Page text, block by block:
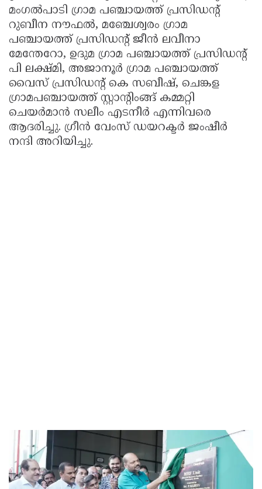
മംഗൽപാടി ഗ്രാമ പഞ്ചായത്ത് പ്രസിഡന്റ്‌
റുബീന നൗഫൽ, മഞ്ചേശ്വരം ഗ്രാമ
പഞ്ചായത്ത്‌ പ്രസിഡന്റ്‌ ജീൻ ലവീനാ
മേന്തേറോ, ഉദുമ ഗ്രാമ പഞ്ചായത്ത് പ്രസിഡന്റ്‌
പി ലക്ഷ്മി, അജാനൂർ ഗ്രാമ പഞ്ചായത്ത്‌
വൈസ് പ്രസിഡന്റ്‌ കെ സബീഷ്, ചെങ്കള
ഗ്രാമപഞ്ചായത്ത് സ്റ്റാൻ്റിംങ്ങ് കമ്മറ്റി
ചെയർമാൻ സലീം എടനീർ എന്നിവരെ
ആദരിച്ചു. ഗ്രീൻ വേംസ് ഡയറക്ടർ ജംഷീർ
നന്ദി അറിയിച്ചു.